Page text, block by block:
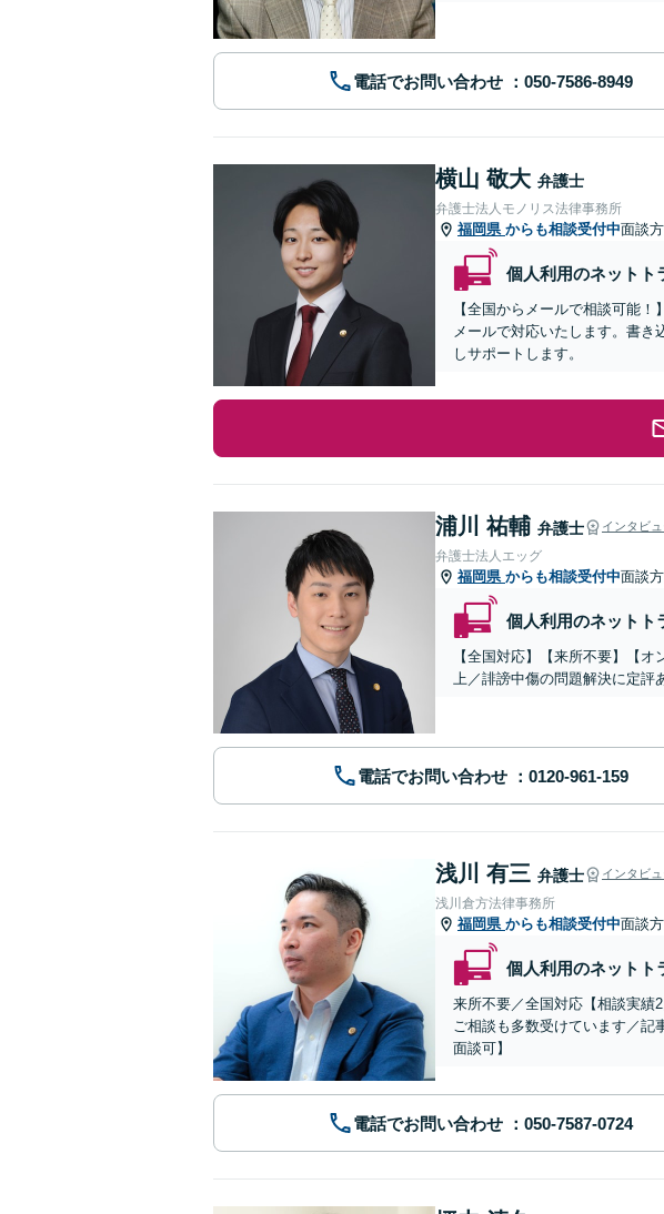
電話でお問い合わせ
横山 敬大 弁護士
弁護士法人モノリス法律事務所
福岡県 からも相談受付中面談
個人利用のネットト
【全国からメールで相談可能
メールで対応いたします。書き
しサポートします。
浦川 祐輔 弁護士 インタビ
弁護士法人エッグ
福岡県 からも相談受付中面談
個人利用のネットト
【全国対応】【来所不要】【
上／誹謗中傷の問題解決に定評
電話でお問い合わせ
浅川 有三 弁護士 インタビ
浅川倉方法律事務所
福岡県 からも相談受付中面談
個人利用のネットト
来所不要／全国対応【相談実績
ご相談も多数受けています／記
面談可】
電話でお問い合わせ